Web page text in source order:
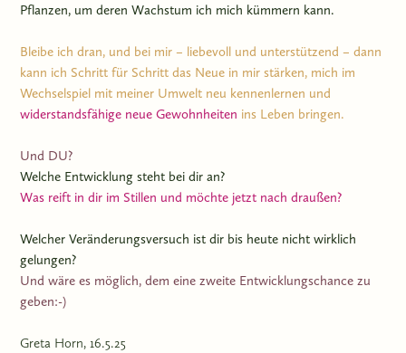
Pflanzen, um deren Wachstum ich mich kümmern kann.
Bleibe ich dran, und bei mir – liebevoll und unterstützend – dann
kann ich Schritt für Schritt das Neue in mir stärken, mich im
Wechselspiel mit meiner Umwelt neu kennenlernen und
widerstandsfähige neue Gewohnheiten ins Leben bringen.
Und DU?
Welche Entwicklung steht bei dir an?
Was reift in dir im Stillen und möchte jetzt nach draußen?
Welcher Veränderungsversuch ist dir bis heute nicht wirklich
gelungen?
Und wäre es möglich, dem eine zweite Entwicklungschance zu
geben:-)
Greta Horn, 16.5.25